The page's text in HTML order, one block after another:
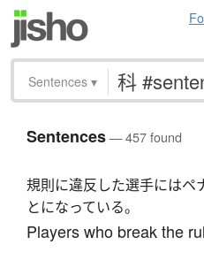
Sentences ▾
Sentences— 457 found
規則に違反した選手にはペ
とになっている。
Players who break the